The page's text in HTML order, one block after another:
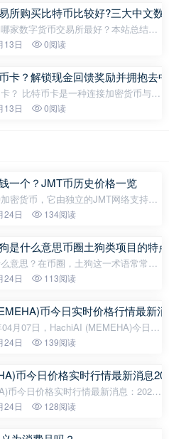
和潜力以及价
所购买比特币比较好?三大中文
家数字货币交易所最好？本站总结了
币交易所的火币、币安、OKX的优缺
适合自己的交易平台。 国内三大
13日 0阅读
卡？解锁现金回馈奖励并拥抱去
？ 比特币卡是一种连接加密货币与传
融工具。它让用户能够在日常购物中
13日 0阅读
一个？JMT币历史价格一览
密货币，它由独立的JMT网络支持。
场的发展，JMT币也逐渐受到了投资
化。在2017年，JMT币
24日 134阅读
是什么意思币圈土狗类项目的特点
意思？在币圈，土狗这一术语常常被
质量，缺乏实力和信誉的项目或者货
给投资者带来了巨
24日 113阅读
币今日实时价格行情最新
月07日，HachiAI (MEMEHA)今日实
美元，约等于
最高价$0.00000000000000006
24日 139阅读
币今日价格实时行情最新消息
币今日价格实时行情最新消息：2024
最新数据，Stella (ALPHA)币的最新
币在市场上仍然具
24日 128阅读